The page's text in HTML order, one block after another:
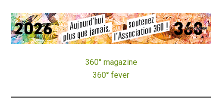
Groupe
Tamalou
Au
service
de
360° magazine
360° fever